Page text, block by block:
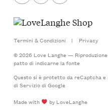
Termini & Condizioni |
Privacy
© 2026 Love Langhe —
patto di indicarne la fonte
Questo si è protetto da reCaptcha e
di Serviziodi Google
Made with
by LoveLanghe